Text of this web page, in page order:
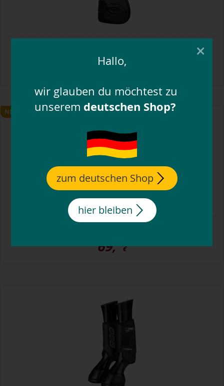
EQUEST peesbeschermers Xpert
69,95
€
NIEUW
EQUEST peesbeschermers Xpert
69, €
×
Hallo,
wir glauben du möchtest zu
unserem deutschen Shop?
zum deutschen Shop
hier bleiben